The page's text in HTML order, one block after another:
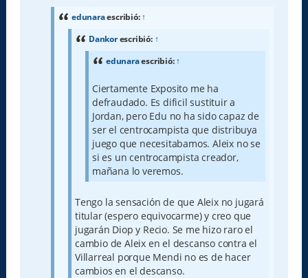
edunaraescribió:↑
Dankorescribió: ↑
edunaraescribió:↑
Ciertamente Exposito me ha
defraudado. Es dificil sustituir a
Jordan, pero Edu no ha sido capaz de
ser el centrocampista que distribuya
juego que necesitabamos. Aleix no se
si es un centrocampista creador,
mañana lo veremos.
Tengo la sensación de que Aleix no jugará
titular (espero equivocarme) y creo que
jugarán Diop y Recio. Se me hizo raro el
cambio de Aleix en el descanso contra el
Villarreal porque Mendi no es de hacer
cambios en el descanso.